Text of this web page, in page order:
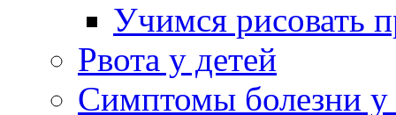
Учимся рисовать
Рвота у детей
Симптомы болезни у